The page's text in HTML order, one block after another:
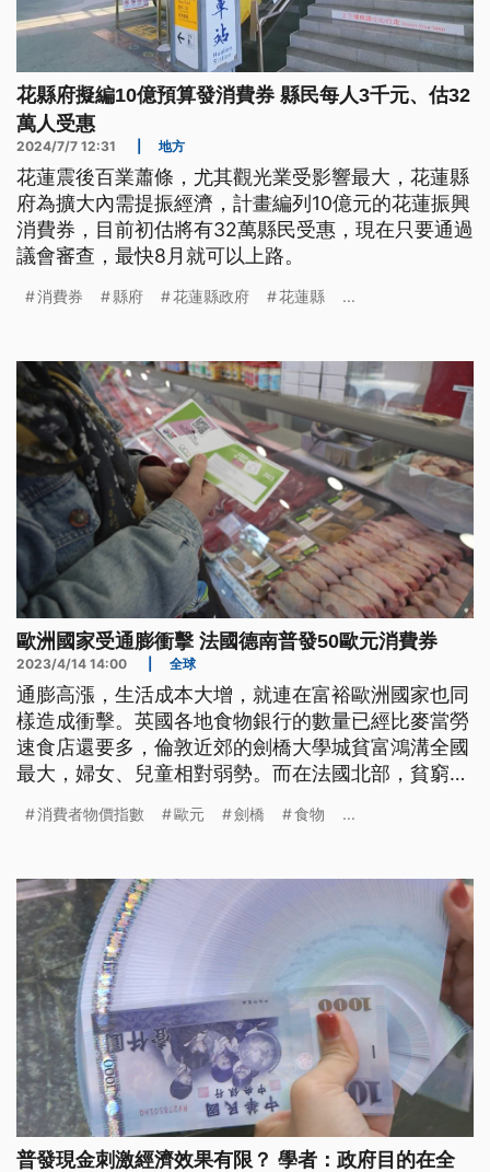
花縣府擬編10億預算發消費券 縣民每人3千元、估32
萬人受惠
2024/7/7 12:31 地方
花蓮震後百業蕭條，尤其觀光業受影響最大，花蓮縣
府為擴大內需提振經濟，計畫編列10億元的花蓮振興
消費券，目前初估將有32萬縣民受惠，現在只要通過
議會審查，最快8月就可以上路。
消費券 縣府 花蓮縣政府 花蓮縣 ...
歐洲國家受通膨衝擊 法國德南普發50歐元消費券
2023/4/14 14:00 全球
通膨高漲，生活成本大增，就連在富裕歐洲國家也同
樣造成衝擊。英國各地食物銀行的數量已經比麥當勞
速食店還要多，倫敦近郊的劍橋大學城貧富鴻溝全國
最大，婦女、兒童相對弱勢。而在法國北部，貧窮城
數居民表示，要用消費券讓家人孩子吃好一點。
消費者物價指數 歐元 劍橋 食物 ...
普發現金刺激經濟效果有限？ 學者：政府目的在全